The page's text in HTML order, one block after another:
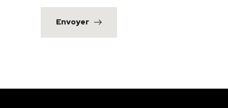
Envoyer